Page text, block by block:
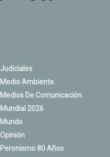
Judiciales
Medio Ambiente
Medios De Comunicación
Mundial 2026
Mundo
Opinión
Peronismo 80 Años